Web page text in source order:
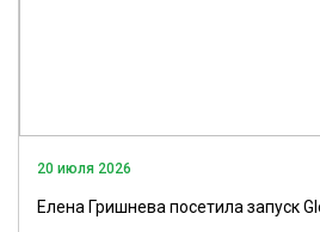
20 июля 2026
Елена Гришнева посетила запуск